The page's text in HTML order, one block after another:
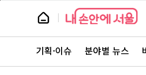
본
뉴
스
뉴
스
주
서
기획·이슈 분야별 뉴스
페